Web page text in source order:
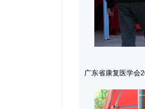
广东省康复医学会